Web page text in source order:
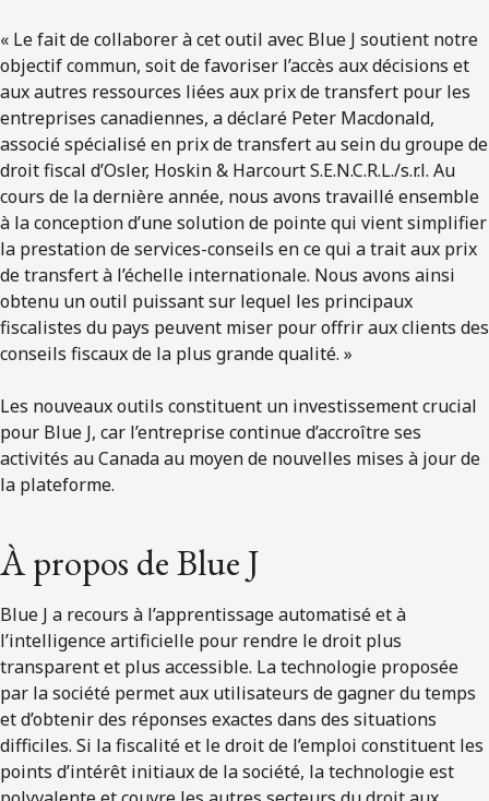
« Le fait de collaborer à cet outil avec Blue J soutient notre
objectif commun, soit de favoriser l’accès aux décisions et
aux autres ressources liées aux prix de transfert pour les
entreprises canadiennes, a déclaré Peter Macdonald,
associé spécialisé en prix de transfert au sein du groupe de
droit fiscal d’Osler, Hoskin & Harcourt S.E.N.C.R.L./s.r.l. Au
cours de la dernière année, nous avons travaillé ensemble
à la conception d’une solution de pointe qui vient simplifier
la prestation de services-conseils en ce qui a trait aux prix
de transfert à l’échelle internationale. Nous avons ainsi
obtenu un outil puissant sur lequel les principaux
fiscalistes du pays peuvent miser pour offrir aux clients des
conseils fiscaux de la plus grande qualité. »
Les nouveaux outils constituent un investissement crucial
pour Blue J, car l’entreprise continue d’accroître ses
activités au Canada au moyen de nouvelles mises à jour de
la plateforme.
À propos de Blue J
Blue J a recours à l’apprentissage automatisé et à
l’intelligence artificielle pour rendre le droit plus
transparent et plus accessible. La technologie proposée
par la société permet aux utilisateurs de gagner du temps
et d’obtenir des réponses exactes dans des situations
difficiles. Si la fiscalité et le droit de l’emploi constituent les
points d’intérêt initiaux de la société, la technologie est